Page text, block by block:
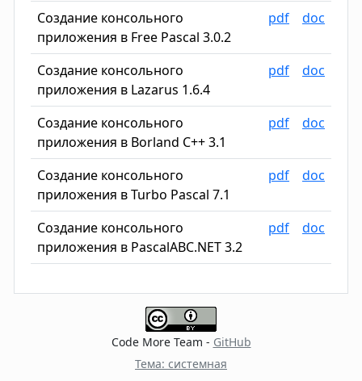
Создание консольного
приложения в Free Pascal 3.0.2
pdf doc
Создание консольного
приложения в Lazarus 1.6.4
pdf doc
Создание консольного
приложения в Borland C++ 3.1
pdf doc
Создание консольного
приложения в Turbo Pascal 7.1
pdf doc
Создание консольного
приложения в PascalABC.NET 3.2
pdf doc
Code More Team - GitHub
Тема: системная